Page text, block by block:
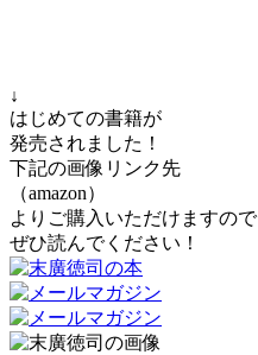
↓
はじめての書籍が
発売されました！
下記の画像リンク先
（amazon）
よりご購入いただけますので
ぜひ読んでください！